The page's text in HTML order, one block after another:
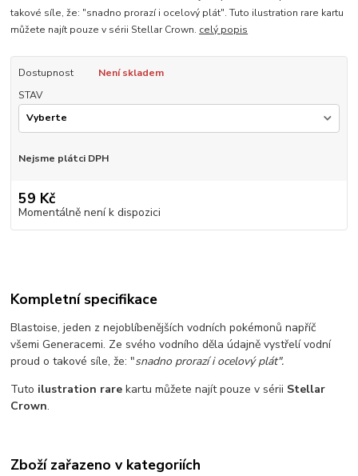
takové síle, že: "snadno prorazí i ocelový plát". Tuto ilustration rare kartu
můžete najít pouze v sérii Stellar Crown. celý popis
Dostupnost
Není skladem
STAV
Nejsme plátci DPH
59 Kč
Momentálně není k dispozici
Kompletní specifikace
Blastoise, jeden z nejoblíbenějších vodních pokémonů napříč
všemi Generacemi. Ze svého vodního děla údajně vystřelí vodní
proud o takové síle, že: "snadno prorazí i ocelový plát".
Tuto ilustration rare kartu můžete najít pouze v sérii Stellar
Crown.
Zboží zařazeno v kategoriích